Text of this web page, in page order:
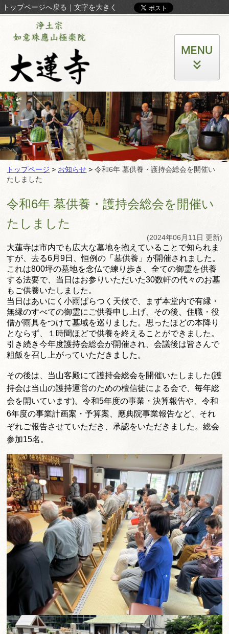
トップページへ戻る ｜ 文字を大きく
トップページ > お知らせ >令和6年 墓供養・護持会総会を開催い
たしました
令和6年 墓供養・護持会総会を開催い
たしました
(2024年06月11日 更新)
大蓮寺は市内でも広大な墓地を抱えていることで知られま
すが、去る6月9日、恒例の「墓供養」が開催されました。
これは800坪の墓地を念仏で練り歩き、全ての御霊を供養
する法要で、 当日はお参りいただいた30数軒の代々のお墓
もご供養いたしました。
当日はあいにく小雨ぱらつく天候で、まず本堂内で有縁・
無縁のすべての御霊にご供養申し上げ、その後、住職・役
僧が雨具をつけて墓域を巡りました。 思ったほどの本降り
とならず、
１時間ほどで供養を終えることができました。
引き続き今年度護持会総会が開催され、会議後は皆さんで
粗飯を召し上がっていただきました。
その後は、当山客殿にて護持会総会を開催いたしました(護
持会は当山の護持運営のための檀信徒による会で、毎年総
会を開いています)。令和5年度の事業・決算報告や、令和
6年度の事業計画案・予算案、應典院事業報告など、それ
ぞれご報告させていただき、承認をいただきました。総会
参加15名。